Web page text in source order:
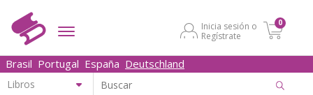
Inicia sesión o
Regístrate
0
Brasil Portugal España Deutschland